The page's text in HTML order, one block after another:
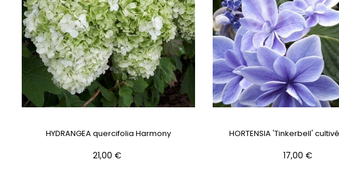
HYDRANGEA quercifolia Harmony
Prix
21,00 €
HORTENSIA 'Tinkerbell'
Prix
17,00 €